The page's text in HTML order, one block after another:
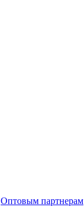
Оптовым партнерам